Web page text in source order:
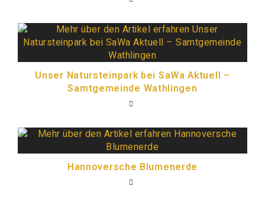
Unser Natursteinpark bei SaWa Aktuell –
Samtgemeinde Wathlingen
Hannoversche Blumenerde